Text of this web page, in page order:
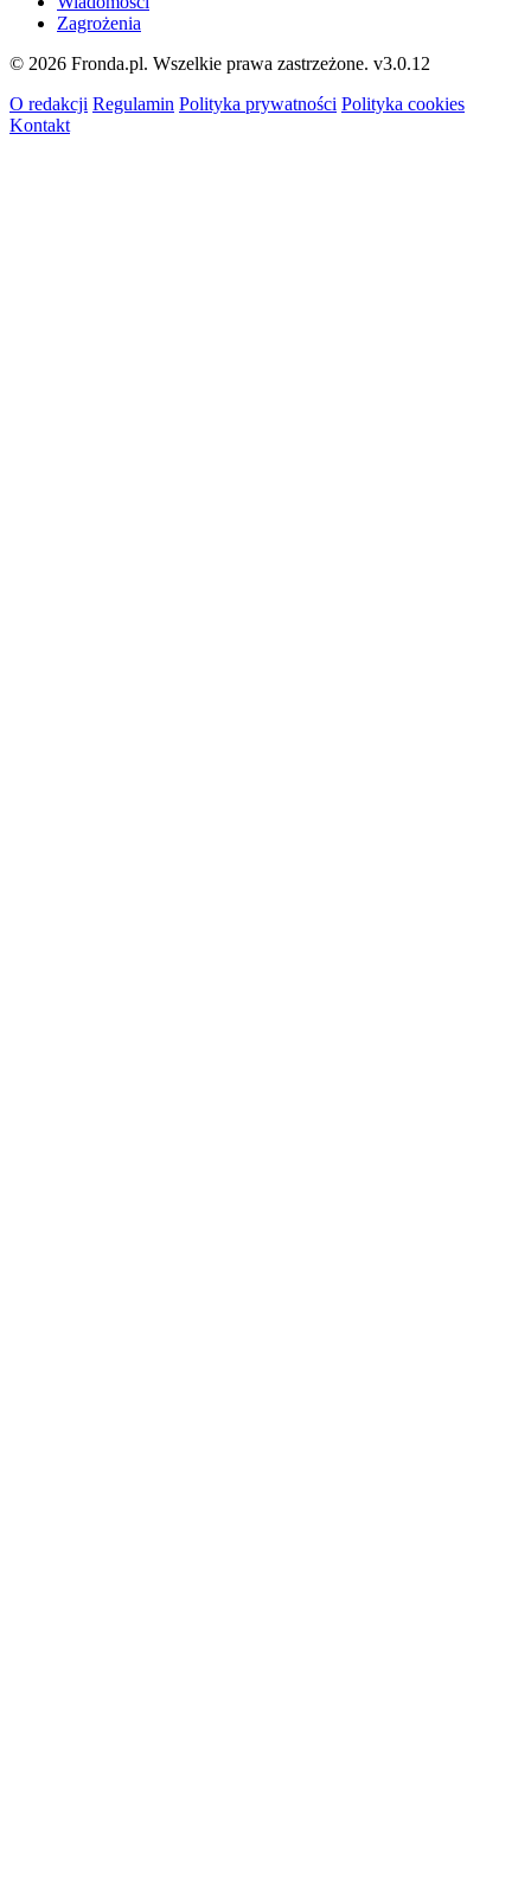
Zagrożenia
© 2026 Fronda.pl. Wszelkie prawa zastrzeżone. v3.0.12
O redakcji Regulamin Polityka prywatności Polityka cookies
Kontakt